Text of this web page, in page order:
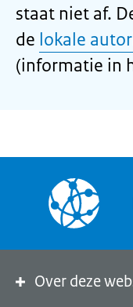
staat niet af.
de lokale
(informatie in
Over deze